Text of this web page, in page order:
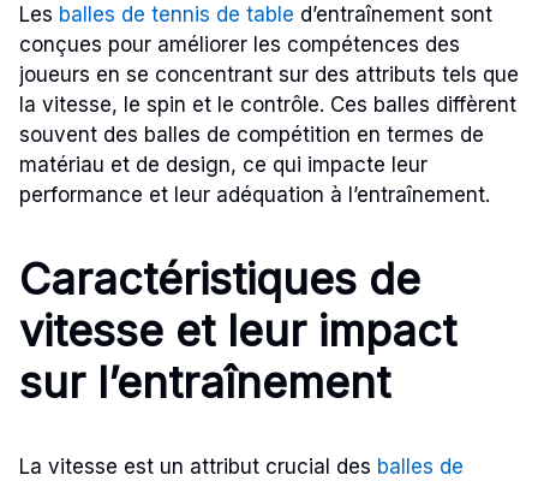
Les balles de tennis de table d’entraînement sont
conçues pour améliorer les compétences des
joueurs en se concentrant sur des attributs tels que
la vitesse, le spin et le contrôle. Ces balles diffèrent
souvent des balles de compétition en termes de
matériau et de design, ce qui impacte leur
performance et leur adéquation à l’entraînement.
Caractéristiques de
vitesse et leur impact
sur l’entraînement
La vitesse est un attribut crucial des balles de